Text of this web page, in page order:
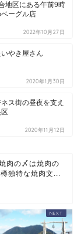
地区にある午前9時
ーグル店
2022年10月27日
やき屋さん
2020年1月30日
ス街の昼夜を支え
2020年11月12日
肉の〆は焼肉の
独特な焼肉文...